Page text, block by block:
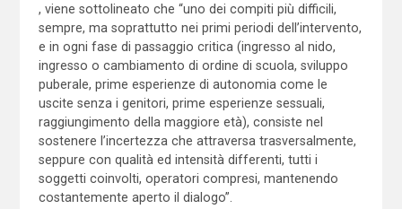
, viene sottolineato che “uno dei compiti più difficili,
sempre, ma soprattutto nei primi periodi dell’intervento,
e in ogni fase di passaggio critica (ingresso al nido,
ingresso o cambiamento di ordine di scuola, sviluppo
puberale, prime esperienze di autonomia come le
uscite senza i genitori, prime esperienze sessuali,
raggiungimento della maggiore età), consiste nel
sostenere l’incertezza che attraversa trasversalmente,
seppure con qualità ed intensità differenti, tutti i
soggetti coinvolti, operatori compresi, mantenendo
costantemente aperto il dialogo”.